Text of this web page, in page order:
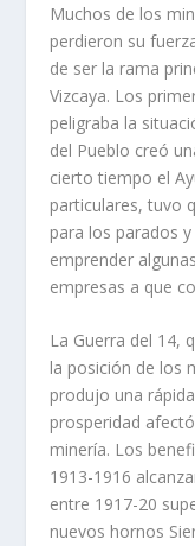
Muchos de los
perdieron su
de ser la rama
Vizcaya. Los
peligra­ba la
del Pueblo creó
cierto tiempo el
par­ticulares, tuvo
para los parados
emprender
empresas a que
La Guerra del 14,
la posición de los
produjo una
prosperidad
minerí­a. Los
1913-1916
entre 1917-20
nuevos hornos